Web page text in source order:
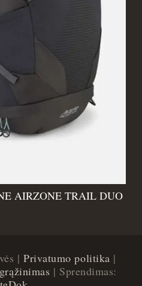
AIRZONE TRAIL DUO
|Privatumo politika |
| Sprendimas: